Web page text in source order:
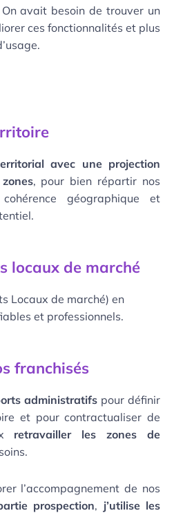
On avait besoin de trouver un
ces fonctionnalités et plus
avec une projection
, pour bien répartir nos
géographique et
locaux de marché
Locaux de marché) en
et professionnels.
franchisés
administratifs pour définir
et pour contractualiser de
retravailler les zones de
l’accompagnement de nos
prospection, j’utilise les